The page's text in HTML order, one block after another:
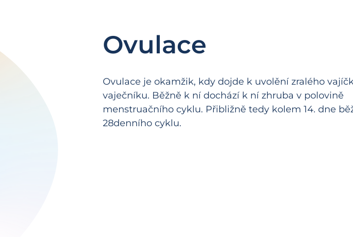
Ovulace
Ovulace je okamžik, kdy dojde k uvolění zralého
vaječníku. Běžně k ní dochází k ní zhruba v polovině
menstruačního cyklu. Přibližně tedy kolem 14. dne
28denního cyklu.